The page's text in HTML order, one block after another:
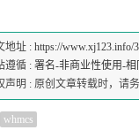
地址 :https://www.xj123.info/
遵循 :署名-非商业性使用-相
声明 : 原创文章转载时，请
whmcs